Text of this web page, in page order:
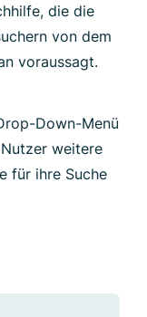
die die
von dem
voraussagt.
Down-Menü
weitere
für ihre Suche